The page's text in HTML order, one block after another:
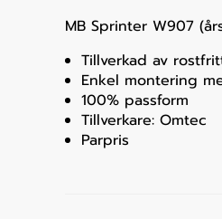
MB Sprinter W907
Tillverkad av
Enkel montering
100% passform
Tillverkare: Omtec
Parpris